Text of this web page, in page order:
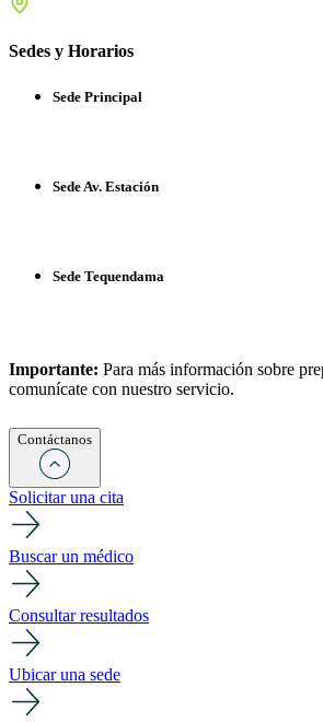
Sedes y Horarios
Sede Principal
Sede Av. Estación
Sede Tequendama
Importante: Para más información sobre
comunícate con nuestro servicio.
Contáctanos
Solicitar una cita
Buscar un médico
Consultar resultados
Ubicar una sede